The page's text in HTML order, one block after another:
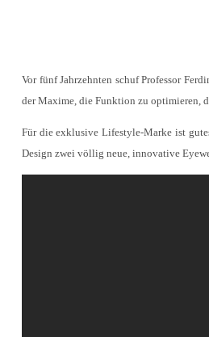
Vor fünf Jahrzehnten schuf Professor
der Maxime, die Funktion zu optimieren,
Für die exklusive Lifestyle-Marke ist
Design zwei völlig neue, innovative